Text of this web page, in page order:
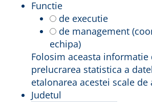
Functie
de executie
de management
echipa)
Folosim aceasta
prelucrarea statistica a
etalonarea acestei scale de
Judetul